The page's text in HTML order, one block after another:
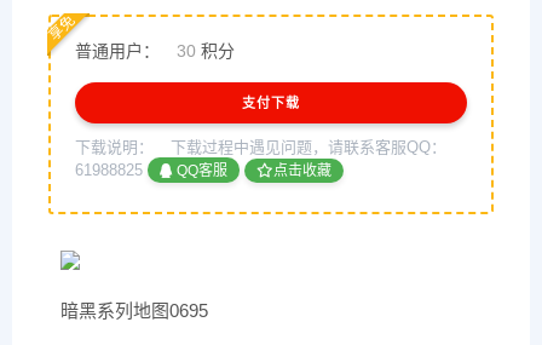
普通用户： 30 积分
享免
支付下载
下载说明：
下载过程中遇见问题，请联系客服QQ：
61988825
QQ客服 点击收藏
暗黑系列地图0695